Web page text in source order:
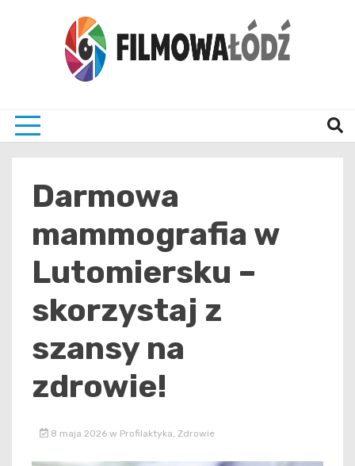
Darmowa
mammografia w
Lutomiersku –
skorzystaj z
szansy na
zdrowie!
8 maja 2026 w Profilaktyka Zdrowie